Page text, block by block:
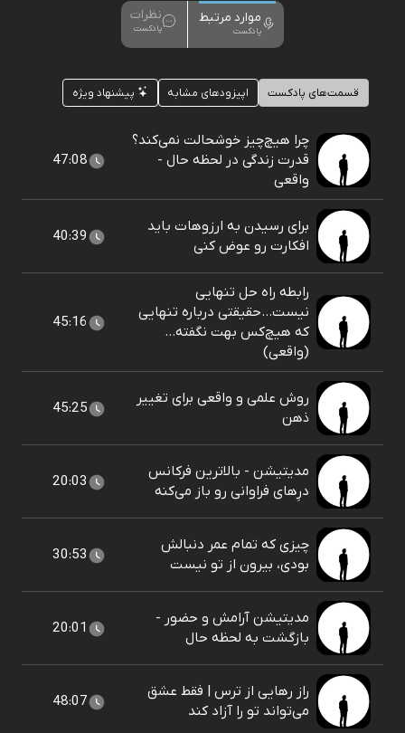
موارد مرتبط
پادکست
نظرات
پادکست
قسمت‌های پادکست اپیزودهای مشابه پیشنهاد ویژه
چرا هیچ‌چیز خوشحالت نمی‌کند؟
قدرت زندگی در لحظه حال -
واقعی
47:08
برای رسیدن به ارزوهات باید
افکارت رو عوض کنی
40:39
رابطه راه حل تنهایی
نیست...حقیقتی درباره تنهایی
که هیچ‌کس بهت نگفته…
(واقعی)
45:16
روش علمی و واقعی برای تغییر
ذهن
45:25
مدیتیشن - بالاترین فرکانس
درِهای فراوانی رو باز می‌کنه
20:03
چیزی که تمام عمر دنبالش
بودی، بیرون از تو نیست
30:53
مدیتیشن آرامش و حضور -
بازگشت به لحظه حال
20:01
راز رهایی از ترس | فقط عشق
می‌تواند تو را آزاد کند
48:07